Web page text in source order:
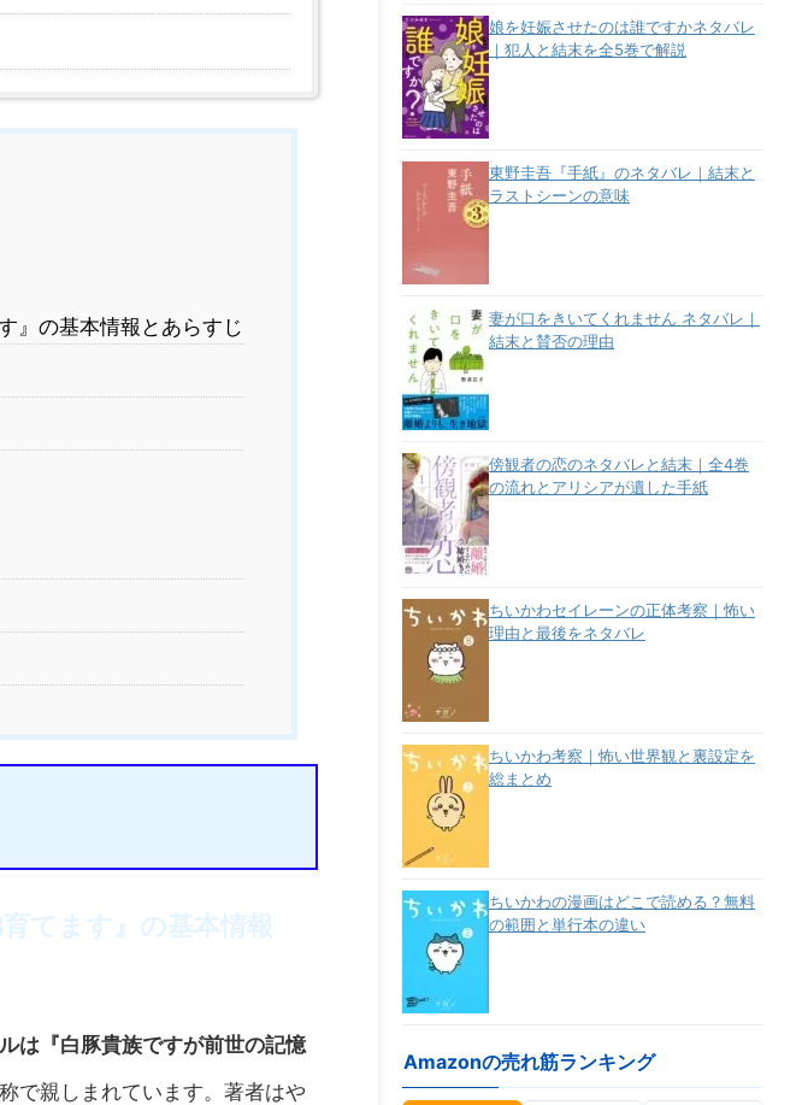
』の基本情報とあらすじ
てます』の基本情報
は『白豚貴族ですが前世の記憶
で親しまれています。著者はや
娘を妊娠させたのは誰ですかネタバレ
｜犯人と結末を全5巻で解説
東野圭吾『手紙』のネタバレ｜結末と
ラストシーンの意味
妻が口をきいてくれません ネタバレ｜
結末と賛否の理由
傍観者の恋のネタバレと結末｜全4巻
の流れとアリシアが遺した手紙
ちいかわセイレーンの正体考察｜怖い
理由と最後をネタバレ
ちいかわ考察｜怖い世界観と裏設定を
総まとめ
ちいかわの漫画はどこで読める？無料
の範囲と単行本の違い
Amazonの売れ筋ランキング